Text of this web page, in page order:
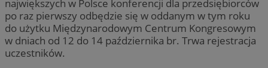
największych w Polsce konferencji dla przedsiębiorców
po raz pierwszy odbędzie się w oddanym w tym roku
do użytku Międzynarodowym Centrum Kongresowym
w dniach od 12 do 14 października br. Trwa rejestracja
uczestników.